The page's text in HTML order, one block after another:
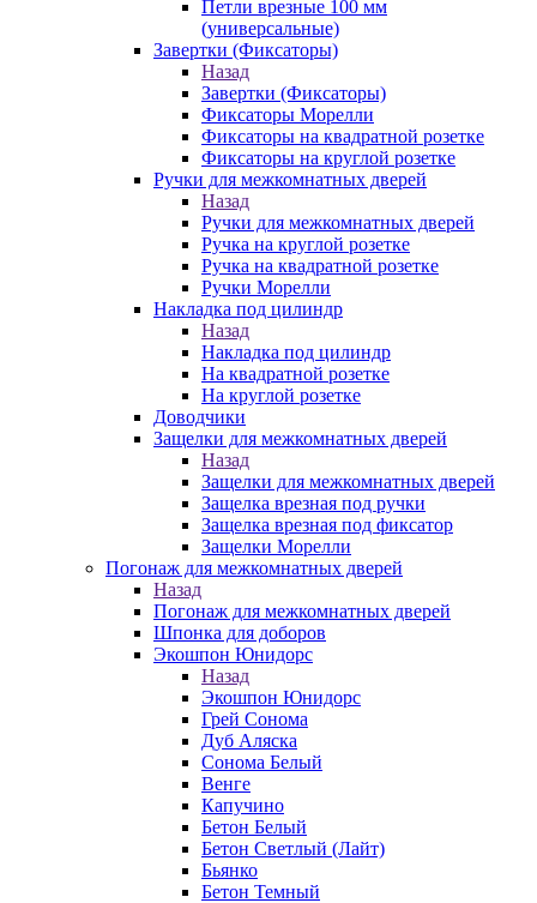
Петли врезные 100 мм
(универсальные)
Завертки (Фиксаторы)
Назад
Завертки (Фиксаторы)
Фиксаторы Морелли
Фиксаторы на квадратной розетке
Фиксаторы на круглой розетке
Ручки для межкомнатных дверей
Назад
Ручки для межкомнатных дверей
Ручка на круглой розетке
Ручка на квадратной розетке
Ручки Морелли
Накладка под цилиндр
Назад
Накладка под цилиндр
На квадратной розетке
На круглой розетке
Доводчики
Защелки для межкомнатных дверей
Назад
Защелки для межкомнатных дверей
Защелка врезная под ручки
Защелка врезная под фиксатор
Защелки Морелли
Погонаж для межкомнатных дверей
Назад
Погонаж для межкомнатных дверей
Шпонка для доборов
Экошпон Юнидорс
Назад
Экошпон Юнидорс
Грей Сонома
Дуб Аляска
Сонома Белый
Венге
Капучино
Бетон Белый
Бетон Светлый (Лайт)
Бьянко
Бетон Темный